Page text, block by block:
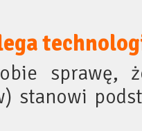
sprawę,
stanowi